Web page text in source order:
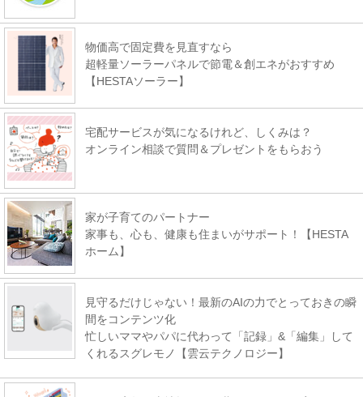
物価高で固定費を見直すなら
超軽量ソーラーパネルで節電＆創エネがおすすめ
【HESTAソーラー】
宅配サービスが気になるけれど、しくみは？
オンライン相談で質問＆プレゼントをもらおう
家が子育てのパートナー
家事も、心も、健康も住まいがサポート！【HESTA
ホーム】
見守るだけじゃない！最新のAIの力でとっておきの瞬
間をコンテンツ化
忙しいママやパパに代わって「記録」&「編集」して
くれるスグレモノ【雲云テクノロジー】